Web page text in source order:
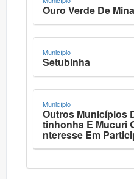
Ouro Verde De
Município
Setubinha
Município
Outros Municípios
tinhonha E Mucuri
nteresse Em